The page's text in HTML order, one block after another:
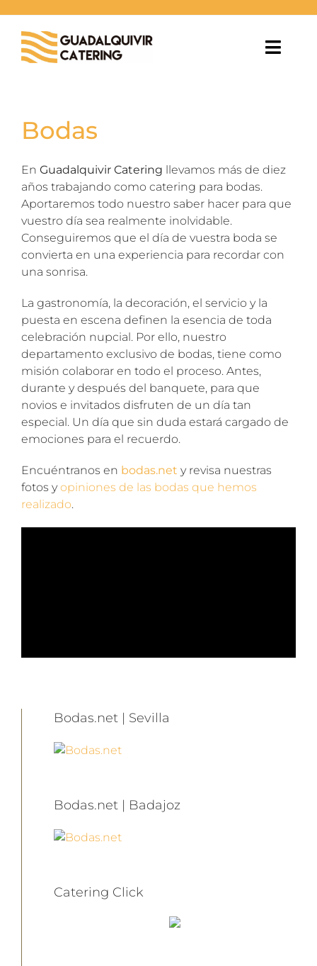
contenido
ESPACIOS
SERVICIOS
BLOG
CONTACTO
Bodas
En Guadalquivir Catering llevamos más de diez
años trabajando como catering para bodas.
Aportaremos todo nuestro saber hacer para que
vuestro día sea realmente inolvidable.
Conseguiremos que el día de vuestra boda se
convierta en una experiencia para recordar con
una sonrisa.
La gastronomía, la decoración, el servicio y la
puesta en escena definen la esencia de toda
celebración nupcial. Por ello, nuestro
departamento exclusivo de bodas, tiene como
misión colaborar en todo el proceso. Antes,
durante y después del banquete, para que
novios e invitados disfruten de un día tan
especial. Un día que sin duda estará cargado de
emociones para el recuerdo.
Encuéntranos en bodas.net y revisa nuestras
fotos yopiniones de las bodas que hemos
realizado.
Bodas.net | Sevilla
Bodas.net | Badajoz
Catering Click